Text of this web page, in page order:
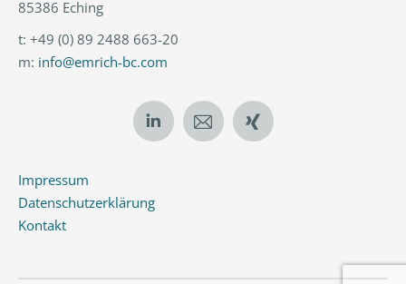
85386 Eching
t: +49 (0) 89 2488 663-20
m: info@emrich-bc.com
Linkedin
E-
Mail
XING
Impressum
Datenschutzerklärung
Kontakt